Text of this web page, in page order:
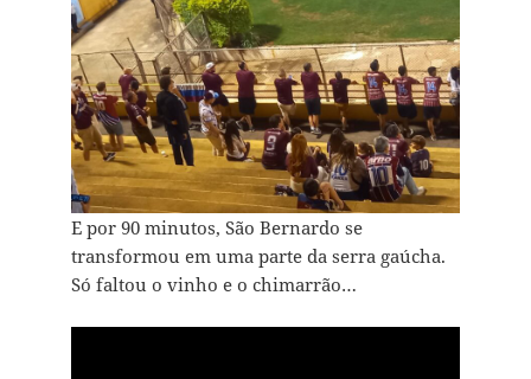
E por 90 minutos, São Bernardo se
transformou em uma parte da serra gaúcha.
Só faltou o vinho e o chimarrão…